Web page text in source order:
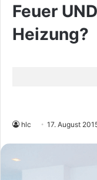
Feuer
Heizung?
hlc 17. August